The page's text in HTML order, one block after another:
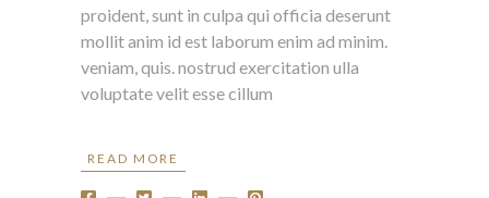
proident, sunt in culpa qui officia deserunt
mollit anim id est laborum enim ad minim.
veniam, quis. nostrud exercitation ulla
voluptate velit esse cillum
READ MORE